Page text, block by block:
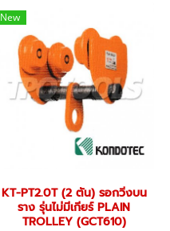
New
KT-PT2.0T (2 ตัน) รอกวิ่งบน
ราง รุ่นไม่มีเกียร์ PLAIN
TROLLEY (GCT610)